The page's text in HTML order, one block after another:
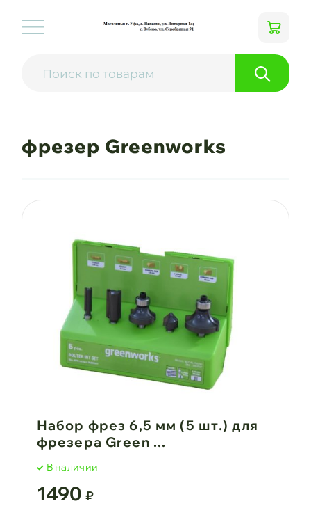
фрезер Greenworks
Набор фрез 6,5 мм (5 шт.) для
фрезера Green ...
В наличии
1490 ₽